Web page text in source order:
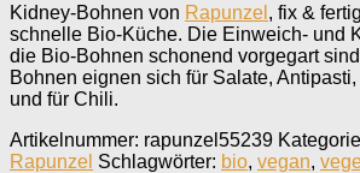
Kidney-Bohnen von Rapunzel , fix &
schnelle Bio-Küche. Die Einweich- und
die Bio-Bohnen schonend vorgegart
Bohnen eignen sich für Salate,
und für Chili.
Artikelnummer: rapunzel55239
Rapunzel Schlagwörter: bio, vegan,